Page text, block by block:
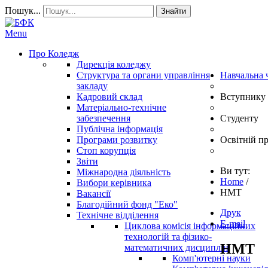
Пошук... Знайти
Menu
Про Коледж
Дирекція коледжу
Структура та органи управління
закладу
Кадровий склад
Матеріально-технічне
забезпечення
Публічна інформація
Програми розвитку
Стоп корупція
Звіти
Міжнародна діяльність
Вибори керівника
Вакансії
Благодійний фонд "Еко"
Навчальна
Технічне відділення
Циклова комісія інформаційних
технологій та фізико-
математичних дисциплін
Комп'ютерні науки
Вступнику
Студенту
Освітній
Ви тут:
Home /
НМТ
Друк
E-mail
НМТ